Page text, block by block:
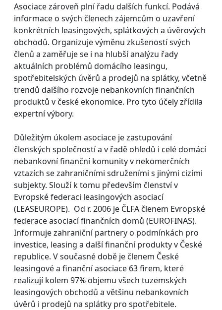
Asociace zároveň plní řadu dalších funkcí. Podává
informace o svých členech zájemcům o uzavření
konkrétních leasingových, splátkových a úvěrových
obchodů. Organizuje výměnu zkušeností svých
členů a zaměřuje se i na hlubší analýzu řady
aktuálních problémů domácího leasingu,
spotřebitelských úvěrů a prodejů na splátky, včetně
trendů dalšího rozvoje nebankovních finančních
produktů v české ekonomice. Pro tyto účely zřídila
expertní výbory.
Důležitým úkolem asociace je zastupování
členských společností a v řadě ohledů i celé domácí
nebankovní finanční komunity v nekomerčních
vztazích se zahraničními sdruženími s jinými cizími
subjekty. Slouží k tomu především členství v
Evropské federaci leasingových asociací
(LEASEUROPE). Od r. 2006 je ČLFA členem Evropské
federace asociací finančních domů (EUROFINAS).
Informuje zahraniční partnery o podmínkách pro
investice, leasing a další finanční produkty v České
republice. V současné době je členem České
leasingové a finanční asociace 63 firem, které
realizují kolem 97% objemu všech tuzemských
leasingových obchodů a většinu nebankovních
úvěrů i prodejů na splátky pro spotřebitele.